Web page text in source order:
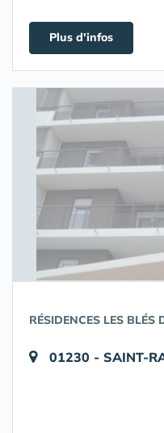
Plus d'infos
RÉSIDENCES LES BLÉS
01230 - SAINT-